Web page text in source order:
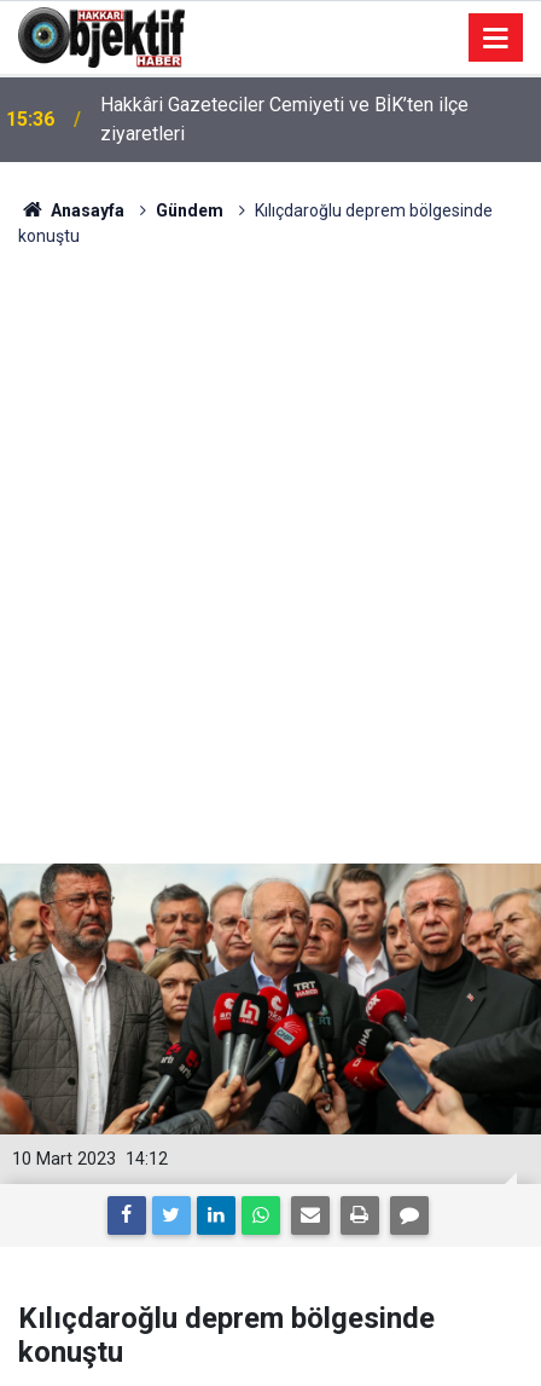
15:36
Hakkâri Gazeteciler Cemiyeti ve BİK’ten ilçe
ziyaretleri
Anasayfa Gündem
Kılıçdaroğlu deprem bölgesinde
konuştu
14:12
10 Mart 2023
Kılıçdaroğlu deprem bölgesinde
konuştu